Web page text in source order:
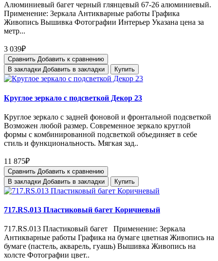
Алюминиевый багет черный глянцевый 67-26 алюминиевый.
Применение: Зеркала Антикварные работы Графика
Живопись Вышивка Фотографии Интерьер Указана цена за
метр...
3 039₽
Сравнить Добавить к сравнению
В закладки Добавить в закладки Купить
Круглое зеркало с подсветкой Декор 23
Круглое зеркало с задней фоновой и фронтальной подсветкой
Возможен любой размер. Современное зеркало круглой
формы с комбинированной подсветкой объединяет в себе
стиль и функциональность. Мягкая зад..
11 875₽
Сравнить Добавить к сравнению
В закладки Добавить в закладки Купить
717.RS.013 Пластиковый багет Коричневый
717.RS.013 Пластиковый багет Применение: Зеркала
Антикварные работы Графика на бумаге цветная Живопись на
бумаге (пастель, акварель, гуашь) Вышивка Живопись на
холсте Фотографии цвет..